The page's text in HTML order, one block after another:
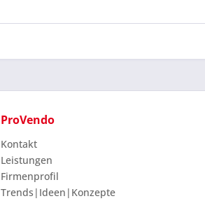
ProVendo
Kontakt
Leistungen
Firmenprofil
Trends|Ideen|Konzepte